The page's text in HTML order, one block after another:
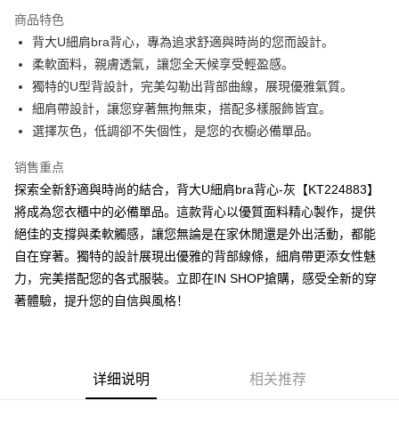
Apple Pay
街口支付
Google Pay
大哥付你分期
相关说明
1. 本服务由台湾大哥大提供，电信用户可立即使用无须另外申请。（限个人
月租型门号，不开放公司户及预付卡使用）
2. 付款方式选择 “大哥付你分期”，订单成立后会自动跳转到大哥付的交易流
程，验证手机门号后，选择欲分期的期数、缴款截止日，确认付款后即完成
交易。
3. 实际核准额度、可分期数及费用金额请依后续交易确认页面所载为准。
消。如遇 “转专审核”未通过状况，表示未达系统评分，恕无法说明评估内
2. 通过短信链接打开账单后，可选择 “超商条码／台湾大直营门市／银行转
账／街口支付／iPASS MONEY”等通路缴费。
AFTEE先享后付
相关说明
一、關於 AFTEE先享後付
1. 於付款方式選擇AFTEE先享後付，將跳出AFTEE先享後付手機驗證視
窗。
2. 進行簡訊驗證之後，即可完成結帳手續。
3. 訂單確認後不需事先繳費，商品會配送至您的指定地址。
付款後全家取貨
每笔NT$60，满NT$1,600(含以上)免运费
商品特色
背大U細肩bra背心，專為追求舒適與時尚的您而設計。
柔軟面料，親膚透氣，讓您全天候享受輕盈感。
獨特的U型背設計，完美勾勒出背部曲線，展現優雅氣質。
細肩帶設計，讓您穿著無拘無束，搭配多樣服飾皆宜。
選擇灰色，低調卻不失個性，是您的衣櫥必備單品。
销售重点
探索全新舒適與時尚的結合，背大U細肩bra背心-灰【KT224883】
將成為您衣櫃中的必備單品。這款背心以優質面料精心製作，提供
絕佳的支撐與柔軟觸感，讓您無論是在家休閒還是外出活動，都能
自在穿著。獨特的設計展現出優雅的背部線條，細肩帶更添女性魅
力，完美搭配您的各式服裝。立即在IN SHOP搶購，感受全新的穿
著體驗，提升您的自信與風格！
详细说明 相关推荐